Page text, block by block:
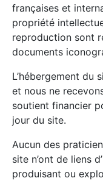
françaises et
propriété
reproduction sont
documents
L’hébergement du
et nous ne
soutient financier
jour du site.
Aucun des
site n’ont de liens
produisant ou